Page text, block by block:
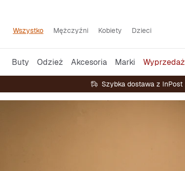
Wszystko Mężczyźni Kobiety Dzieci
Buty Odzież Akcesoria Marki Wyprzedaż
Szybka dostawa z InPost